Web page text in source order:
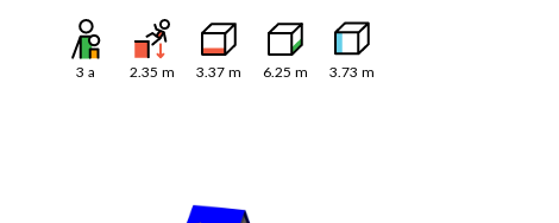
3 a 2.35 m 3.37 m 6.25 m 3.73 m